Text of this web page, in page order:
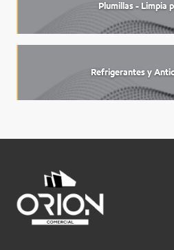
Plumillas - Limpia
Refrigerantes y